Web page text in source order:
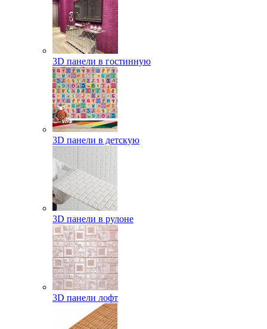
3D панели в гостинную
3D панели в детскую
3D панели в рулоне
3D панели лофт